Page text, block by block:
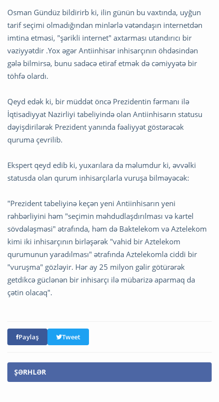
Osman Gündüz bildirirb ki, ilin günün bu vaxtında, uyğun
tarif seçimi olmadığından minlərlə vətəndaşın internetdən
imtina etməsi, "şərikli internet" axtarması utandırıcı bir
vəziyyətdir .Yox əgər Antiinhisar inhisarçının öhdəsindən
gələ bilmirsə, bunu sadəcə etiraf etmək də cəmiyyətə bir
töhfə olardı.
Qeyd edək ki, bir müddət öncə Prezidentin fərmanı ilə
İqtisadiyyat Nazirliyi tabeliyində olan Antiinhisarın statusu
dəyişdirilərək Prezident yanında fəaliyyət göstərəcək
quruma çevrilib.
Ekspert qeyd edib ki, yuxarılara da məlumdur ki, əvvəlki
statusda olan qurum inhisarçılarla vuruşa bilməyəcək:
"Prezident tabeliyinə keçən yeni Antiinhisarın yeni
rəhbərliyini həm "seçimin məhdudlaşdırılması və kartel
sövdələşməsi" ətrafında, həm də Baktelekom və Aztelekom
kimi iki inhisarçının birləşərək "vahid bir Aztelekom
qurumunun yaradılması" ətrafında Aztelekomla ciddi bir
"vuruşma" gözləyir. Hər ay 25 milyon gəlir götürərək
getdikcə güclənən bir inhisarçı ilə mübarizə aparmaq da
çətin olacaq".
Paylaş Tweet
ŞƏRHLƏR